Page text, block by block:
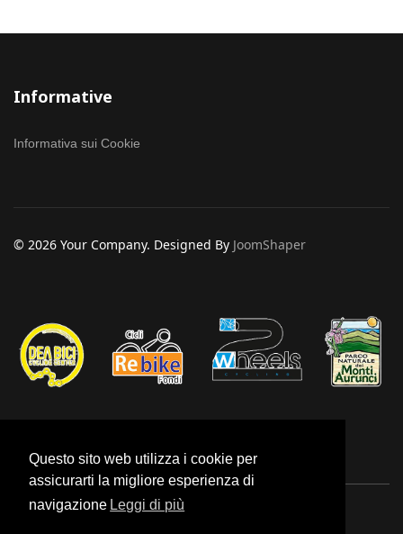
Questo sito web utilizza i cookie per
assicurarti la migliore esperienza di
navigazione Leggi di più
Informative
Informativa sui Cookie
© 2026 Your Company. Designed By JoomShaper